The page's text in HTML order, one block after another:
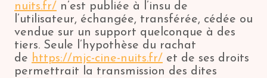
nuits.fr/ n’est publiée à l’insu de
l’utilisateur, échangée, transférée, cédée ou
vendue sur un support quelconque à des
tiers. Seule l’hypothèse du rachat
de https://mjc-cine-nuits.fr/ et de ses droits
permettrait la transmission des dites